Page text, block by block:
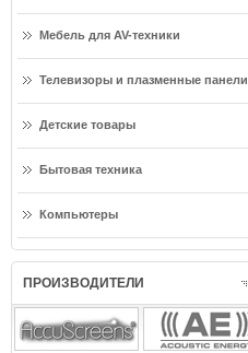
Мебель для AV-техники
Телевизоры и плазменные панели
Детские товары
Бытовая техника
Компьютеры
ПРОИЗВОДИТЕЛИ